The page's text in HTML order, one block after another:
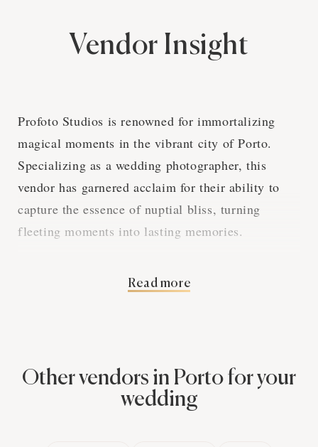
Vendor Insight
Profoto Studios is renowned for immortalizing
magical moments in the vibrant city of Porto.
Specializing as a wedding photographer, this
vendor has garnered acclaim for their ability to
capture the essence of nuptial bliss, turning
fleeting moments into lasting memories.
exceptional eye for detail. Each frame is
photography, which involves not just capturing
events but also the emotion and atmosphere of
Read more
Other vendors in Porto for your
wedding